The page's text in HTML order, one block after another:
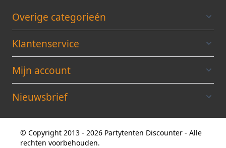
Overige categorieén
Klantenservice
Mijn account
Nieuwsbrief
© Copyright 2013 - 2026 Partytenten Discounter - Alle
rechten voorbehouden.